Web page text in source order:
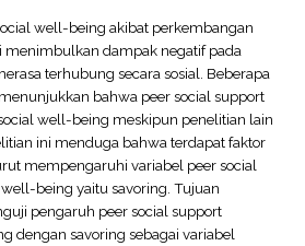
well-being akibat perkembangan
menimbulkan dampak negatif pada
terhubung secara sosial. Beberapa
bahwa peer social support
well-being meskipun penelitian lain
ini menduga bahwa terdapat faktor
mempengaruhi variabel peer social
being yaitu savoring. Tujuan
pengaruh peer social support
dengan savoring sebagai variabel